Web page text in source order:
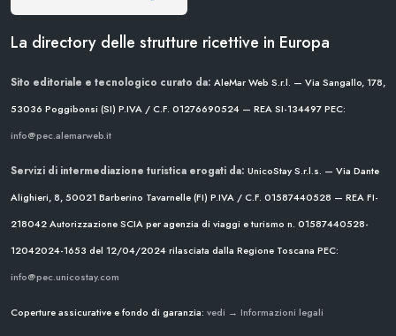
La directory delle strutture ricettive in Europa
Sito editoriale e tecnologico curato da: AleMar Web S.r.l. — Via Sangallo, 178,
53036 Poggibonsi (SI) P.IVA / C.F. 01276690524 — REA SI-134497PEC:
info@pec.alemarweb.it
Servizi di intermediazione turistica erogati da: UnicoStay S.r.l.s. — Via Dante
Alighieri, 8, 50021 Barberino Tavarnelle (FI) P.IVA / C.F. 01587440528 — REA FI-
218042Autorizzazione SCIA per agenzia di viaggi e turismo n. 01587440528-
12042024-1653 del 12/04/2024rilasciata dalla Regione Toscana PEC:
info@pec.unicostay.com
Coperture assicurative e fondo di garanzia: vedi → Informazioni legali